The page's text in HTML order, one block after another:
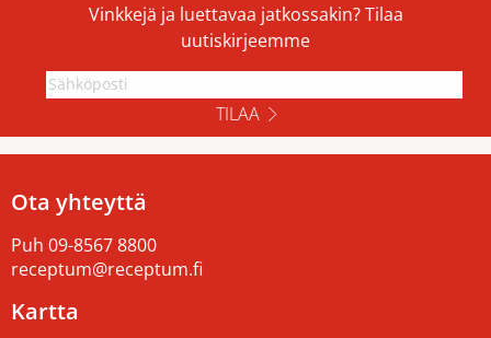
Vinkkejä ja luettavaa jatkossakin? Tilaa
uutiskirjeemme
TILAA
Ota yhteyttä
Puh 09-8567 8800
receptum@receptum.fi
Kartta